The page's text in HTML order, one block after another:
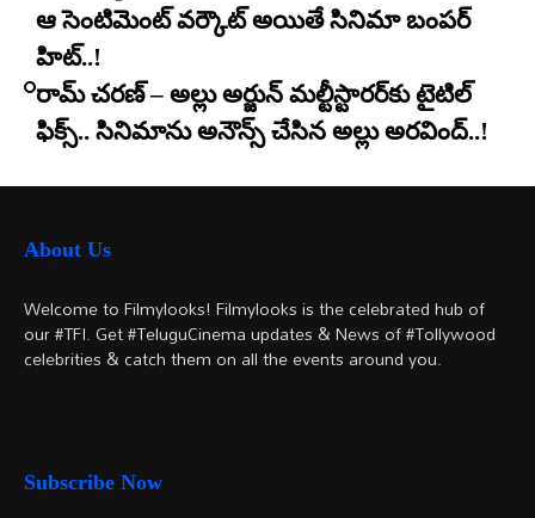
ఆ సెంటిమెంట్ వర్కౌట్ అయితే సినిమా బంపర్
హిట్..!
రామ్ చరణ్ – అల్లు అర్జున్ మల్టీస్టారర్​కు టైటిల్
ఫిక్స్.. సినిమాను అనౌన్స్ చేసిన అల్లు అరవింద్..!
About Us
Welcome to Filmylooks! Filmylooks is the celebrated hub of
our #TFI. Get #TeluguCinema updates & News of #Tollywood
celebrities & catch them on all the events around you.
Subscribe Now